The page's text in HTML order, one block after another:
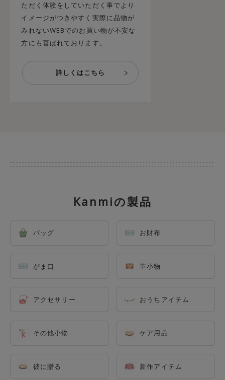
ただく体験をしていただく事でより
イメージがつきやすく実際に品物が
みれないWEBでのお買い物が不安な
方にも喜ばれております。
Kanmiの製品
バッグ お財布
がま口 革小物
アクセサリー おうちアイテム
その他小物 ケア用品
彼に贈る 新作アイテム